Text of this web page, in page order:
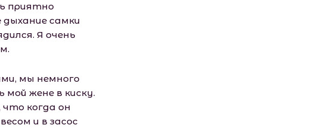
приятно
дыхание самки
Я очень
мы немного
мой жене в киску.
когда он
и в засос